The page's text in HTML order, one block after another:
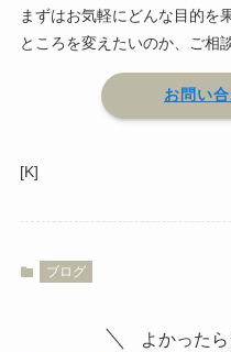
まずはお気軽にどんな目的を
ところを変えたいのか、ご相
お問い
[K]
ブログ
よかった